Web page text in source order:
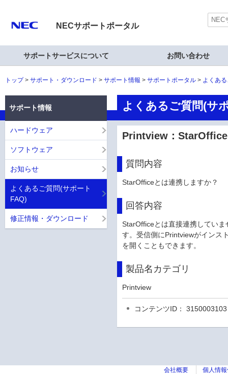
NECサポートポータル
サポートサービスについて お問い合わせ
トップ サポート・ダウンロード サポート情報 サポートポータル よくあ
よくあるご質問(サ
Printview：StarOffice
質問内容
StarOfficeとは連携しますか？
回答内容
StarOfficeとは直接連携してい
す。受信側にPrintviewがインス
を開くこともできます。
製品名カテゴリ
Printview
コンテンツID： 3150003103
サポート情報
ハードウェア
ソフトウェア
お知らせ
よくあるご質問(サポート
FAQ)
修正情報・ダウンロード
会社概要 個人情